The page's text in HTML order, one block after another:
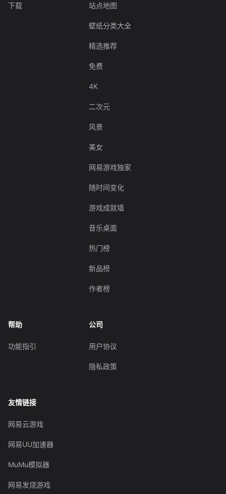
下载 站点地图
壁纸分类大全
精选推荐
免费
4K
二次元
风景
美女
网易游戏独家
随时间变化
游戏成就墙
音乐桌面
热门榜
新品榜
作者榜
帮助
功能指引
公司
用户协议
隐私政策
友情链接
网易云游戏
网易UU加速器
MuMu模拟器
网易发烧游戏